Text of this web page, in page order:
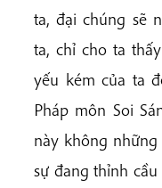
ta, đại chúng sẽ
ta, chỉ cho ta
yếu kém của ta
Pháp môn Soi
này không
sự đang thỉnh